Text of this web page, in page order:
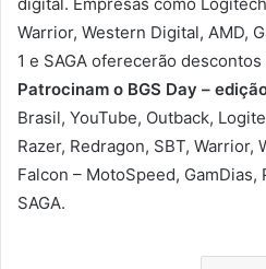
Warrior, Western Digital, AMD,
1 e SAGA oferecerão
Patrocinam o BGS Day –
Brasil, YouTube, Outback,
Razer, Redragon, SBT, Warrior,
Falcon – MotoSpeed, GamDias,
SAGA.